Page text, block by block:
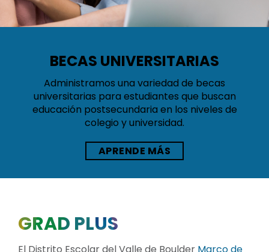
BECAS UNIVERSITARIAS
Administramos una variedad de becas
universitarias para estudiantes que buscan
educación postsecundaria en los niveles de
colegio y universidad.
APRENDE MÁS
GRAD PLUS